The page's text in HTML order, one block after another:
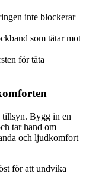
inte blockerar
som tätar mot
för täta
tillsyn. Bygg in en
tar hand om
och ljudkomfort
för att undvika